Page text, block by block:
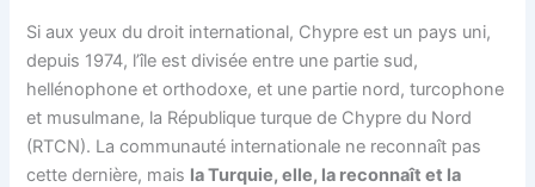
Si aux yeux du droit international, Chypre est un pays uni,
depuis 1974, l’île est divisée entre une partie sud,
hellénophone et orthodoxe, et une partie nord, turcophone
et musulmane, la République turque de Chypre du Nord
(RTCN). La communauté internationale ne reconnaît pas
cette dernière, mais la Turquie, elle, la reconnaît et la